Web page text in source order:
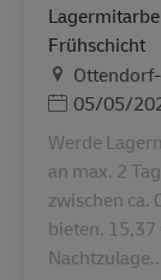
Frühschicht
Дата05/05/
Werde
an max. 2
zwischen ca.
bieten.